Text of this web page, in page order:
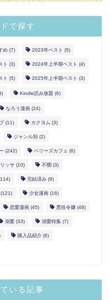
で探す
め (7) 2023年ベスト (5)
ト (3) 2024年上半期ベスト (4)
ト (5) 2025年上半期ベスト (3)
Kindle読み放題 (6)
なろう漫画 (24)
(11) カクヨム (3)
ジャンル別 (2)
(242) ベリーズカフェ (6)
リッサ (10) 不憫 (3)
完結済み (9)
(121) 少女漫画 (16)
恋愛漫画 (45) 悪役令嬢 (48)
溺愛 (33) 溺愛特集 (7)
購入品紹介 (6)
いる記事